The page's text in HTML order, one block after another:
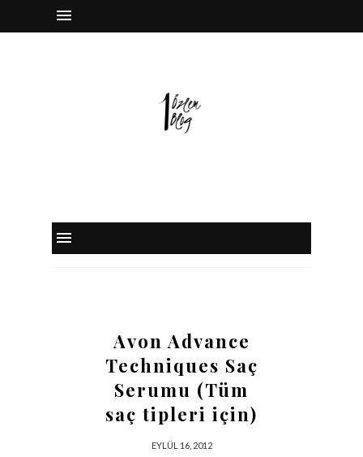
instagram
Avon Advance
Techniques Saç
Serumu (Tüm
saç tipleri için)
EYLÜL 16, 2012